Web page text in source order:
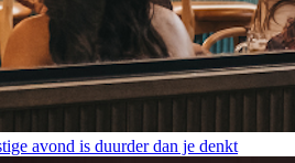
avond is duurder dan je denkt